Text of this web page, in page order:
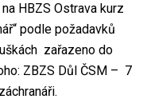
HBZS Ostrava kurz
podle požadavků
zařazeno do
ZBZS Důl ČSM – 7